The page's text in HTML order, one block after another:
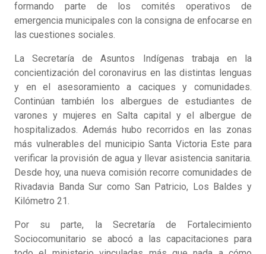
formando parte de los comités operativos de
emergencia municipales con la consigna de enfocarse en
las cuestiones sociales.
La Secretaría de Asuntos Indígenas trabaja en la
concientización del coronavirus en las distintas lenguas
y en el asesoramiento a caciques y comunidades.
Continúan también los albergues de estudiantes de
varones y mujeres en Salta capital y el albergue de
hospitalizados. Además hubo recorridos en las zonas
más vulnerables del municipio Santa Victoria Este para
verificar la provisión de agua y llevar asistencia sanitaria.
Desde hoy, una nueva comisión recorre comunidades de
Rivadavia Banda Sur como San Patricio, Los Baldes y
Kilómetro 21.
Por su parte, la Secretaría de Fortalecimiento
Sociocomunitario se abocó a las capacitaciones para